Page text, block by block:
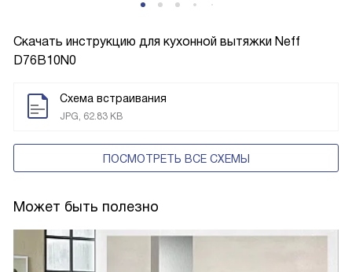
Скачать инструкцию для кухонной вытяжки Neff
D76B10N0
Схема встраивания
JPG, 62.83 KB
ПОСМОТРЕТЬ ВСЕ СХЕМЫ
Может быть полезно